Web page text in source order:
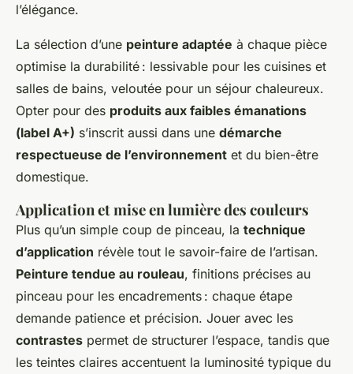
l’élégance.
La sélection d’une peinture adaptée à chaque pièce
optimise la durabilité : lessivable pour les cuisines et
salles de bains, veloutée pour un séjour chaleureux.
Opter pour des produits aux faibles émanations
(label A+) s’inscrit aussi dans une démarche
respectueuse de l’environnement et du bien-être
domestique.
Application et mise en lumière des couleurs
Plus qu’un simple coup de pinceau, la technique
d’application révèle tout le savoir-faire de l’artisan.
Peinture tendue au rouleau, finitions précises au
pinceau pour les encadrements : chaque étape
demande patience et précision. Jouer avec les
contrastes permet de structurer l’espace, tandis que
les teintes claires accentuent la luminosité typique du